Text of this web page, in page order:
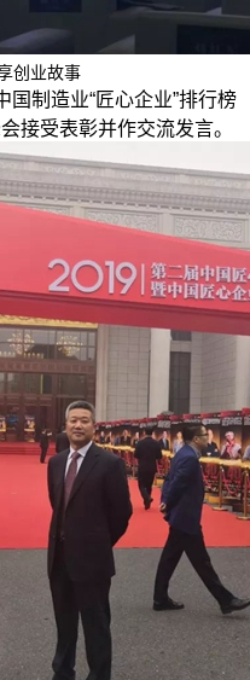
创业故事
制造业“匠心企业”排行榜
接受表彰并作交流发言。